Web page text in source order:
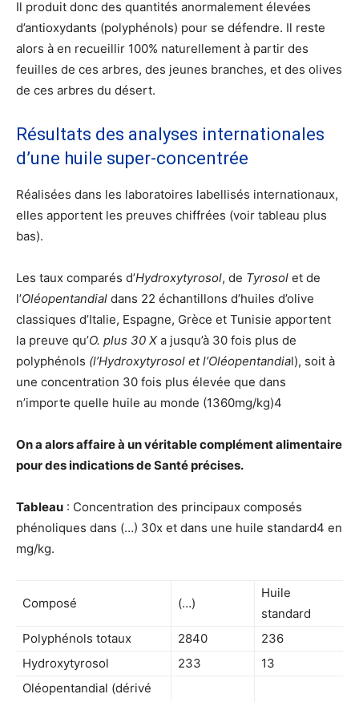
Il produit donc des quantités anormalement élevées
d’antioxydants (polyphénols) pour se défendre. Il reste
alors à en recueillir 100% naturellement à partir des
feuilles de ces arbres, des jeunes branches, et des olives
de ces arbres du désert.
Résultats des analyses internationales
d’une huile super-concentrée
Réalisées dans les laboratoires labellisés internationaux,
elles apportent les preuves chiffrées (voir tableau plus
bas).
Les taux comparés d’Hydroxytyrosol, de Tyrosol et de
l’Oléopentandial dans 22 échantillons d’huiles d’olive
classiques d’Italie, Espagne, Grèce et Tunisie apportent
la preuve qu’O. plus 30 X a jusqu’à 30 fois plus de
polyphénols (l’Hydroxytyrosol et l’Oléopentandial), soit à
une concentration 30 fois plus élevée que dans
n’importe quelle huile au monde (1360mg/kg)4
On a alors affaire à un véritable complément alimentaire
pour des indications de Santé précises.
Tableau : Concentration des principaux composés
phénoliques dans (…) 30x et dans une huile standard4 en
mg/kg.
Composé (…)
Huile
standard
Polyphénols totaux
2840
236
Hydroxytyrosol
233
13
Oléopentandial (dérivé